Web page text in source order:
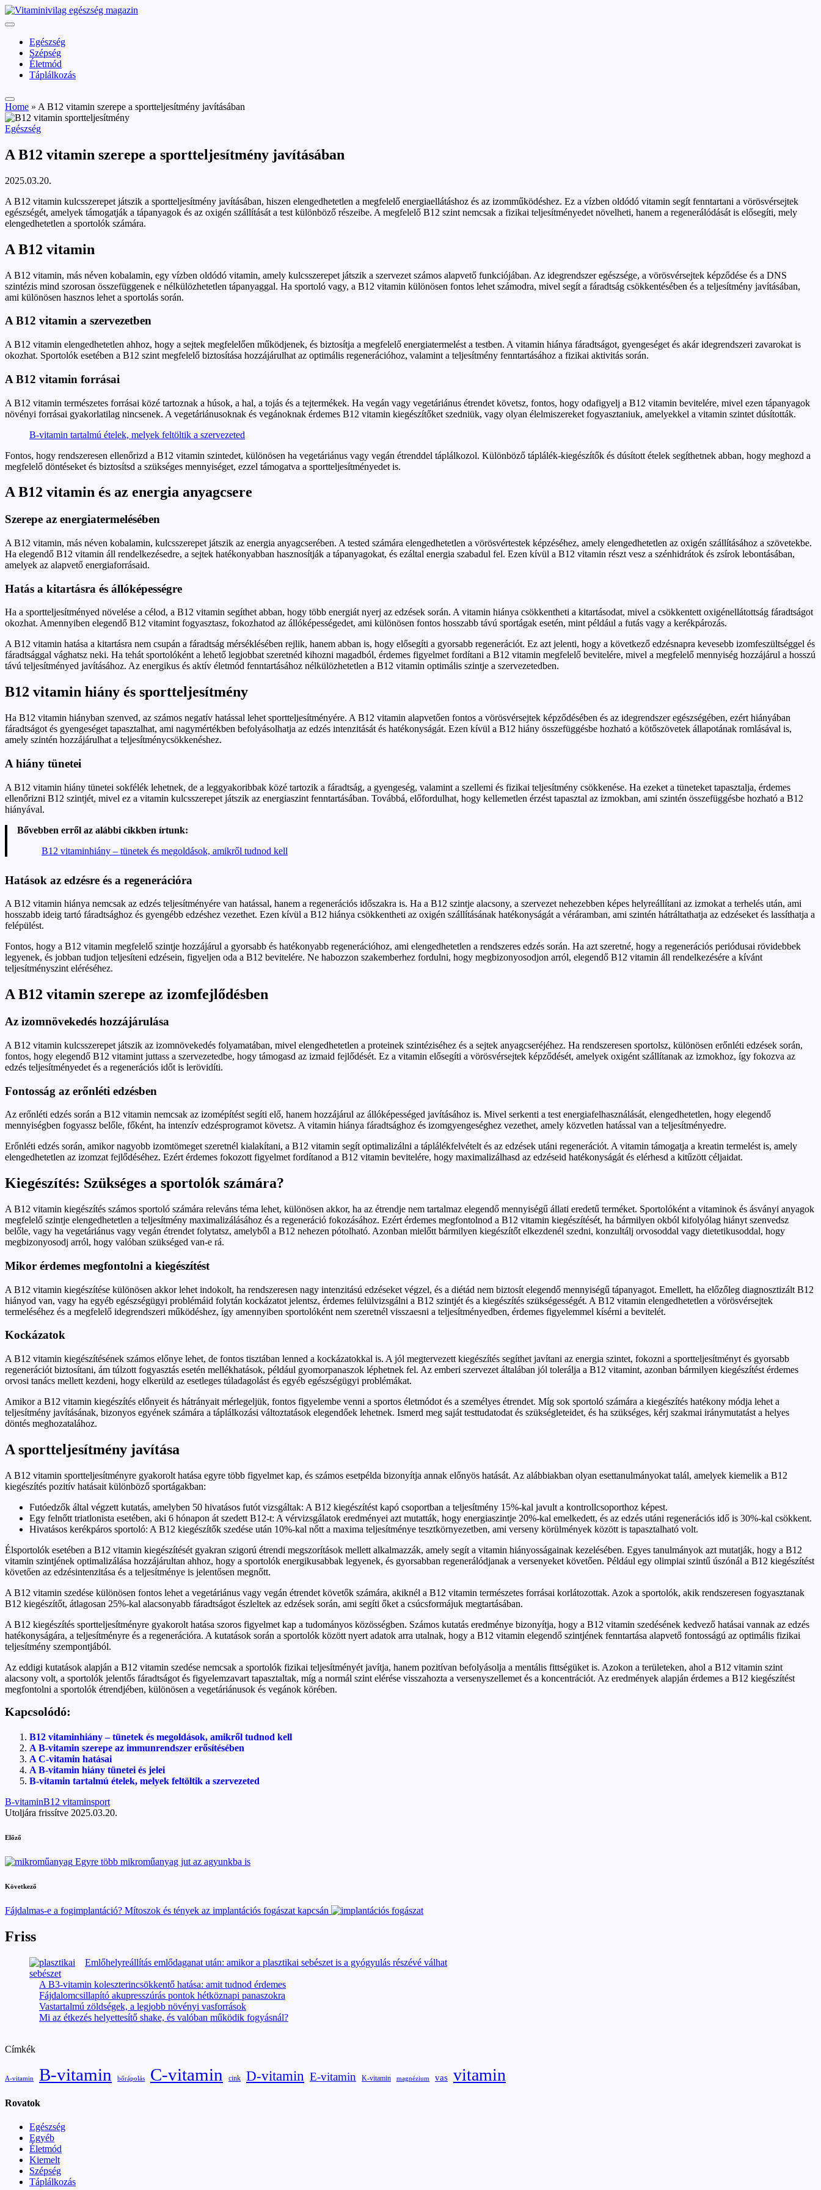
Skip
to
Vitaminivilág:
szépség
Egészség
Szépség
Életmód
Táplálkozás
Home » A B12 vitamin szerepe a sportteljesítmény javításában
Posted
Egészség
A B12 vitamin szerepe a sportteljesítmény javításában
2025.03.20.
A B12 vitamin kulcsszerepet játszik a sportteljesítmény javításában, hiszen elengedhetetlen a megfelelő energiaellátáshoz és az izomműködéshez. Ez a vízben oldódó vitamin segít fenntartani a vörösvérsejtek
egészségét, amelyek támogatják a tápanyagok és az oxigén szállítását a test különböző részeibe. A megfelelő B12 szint nemcsak a fizikai teljesítményedet növelheti, hanem a regenerálódását is elősegíti, mely
elengedhetetlen a sportolók számára.
A B12 vitamin
A B12 vitamin, más néven kobalamin, egy vízben oldódó vitamin, amely kulcsszerepet játszik a szervezet számos alapvető funkciójában. Az idegrendszer egészsége, a vörösvérsejtek képződése és a DNS
szintézis mind szorosan összefüggenek e nélkülözhetetlen tápanyaggal. Ha sportoló vagy, a B12 vitamin különösen fontos lehet számodra, mivel segít a fáradtság csökkentésében és a teljesítmény javításában,
ami különösen hasznos lehet a sportolás során.
A B12 vitamin a szervezetben
A B12 vitamin elengedhetetlen ahhoz, hogy a sejtek megfelelően működjenek, és biztosítja a megfelelő energiatermelést a testben. A vitamin hiánya fáradtságot, gyengeséget és akár idegrendszeri zavarokat is
okozhat. Sportolók esetében a B12 szint megfelelő biztosítása hozzájárulhat az optimális regenerációhoz, valamint a teljesítmény fenntartásához a fizikai aktivitás során.
A B12 vitamin forrásai
A B12 vitamin természetes forrásai közé tartoznak a húsok, a hal, a tojás és a tejtermékek. Ha vegán vagy vegetáriánus étrendet követsz, fontos, hogy odafigyelj a B12 vitamin bevitelére, mivel ezen tápanyagok
növényi forrásai gyakorlatilag nincsenek. A vegetáriánusoknak és vegánoknak érdemes B12 vitamin kiegészítőket szedniük, vagy olyan élelmiszereket fogyasztaniuk, amelyekkel a vitamin szintet dúsították.
B-vitamin tartalmú ételek, melyek feltöltik a szervezeted
Fontos, hogy rendszeresen ellenőrizd a B12 vitamin szintedet, különösen ha vegetáriánus vagy vegán étrenddel táplálkozol. Különböző táplálék-kiegészítők és dúsított ételek segíthetnek abban, hogy meghozd a
megfelelő döntéseket és biztosítsd a szükséges mennyiséget, ezzel támogatva a sportteljesítményedet is.
A B12 vitamin és az energia anyagcsere
Szerepe az energiatermelésében
A B12 vitamin, más néven kobalamin, kulcsszerepet játszik az energia anyagcserében. A tested számára elengedhetetlen a vörösvértestek képzéséhez, amely elengedhetetlen az oxigén szállításához a szövetekbe.
Ha elegendő B12 vitamin áll rendelkezésedre, a sejtek hatékonyabban hasznosítják a tápanyagokat, és ezáltal energia szabadul fel. Ezen kívül a B12 vitamin részt vesz a szénhidrátok és zsírok lebontásában,
amelyek az alapvető energiaforrásaid.
Hatás a kitartásra és állóképességre
Ha a sportteljesítményed növelése a célod, a B12 vitamin segíthet abban, hogy több energiát nyerj az edzések során. A vitamin hiánya csökkentheti a kitartásodat, mivel a csökkentett oxigénellátottság fáradtságot
okozhat. Amennyiben elegendő B12 vitamint fogyasztasz, fokozhatod az állóképességedet, ami különösen fontos hosszabb távú sportágak esetén, mint például a futás vagy a kerékpározás.
A B12 vitamin hatása a kitartásra nem csupán a fáradtság mérséklésében rejlik, hanem abban is, hogy elősegíti a gyorsabb regenerációt. Ez azt jelenti, hogy a következő edzésnapra kevesebb izomfeszültséggel és
fáradtsággal vághatsz neki. Ha tehát sportolóként a lehető legjobbat szeretnéd kihozni magadból, érdemes figyelmet fordítani a B12 vitamin megfelelő bevitelére, mivel a megfelelő mennyiség hozzájárul a hosszú
távú teljesítményed javításához. Az energikus és aktív életmód fenntartásához nélkülözhetetlen a B12 vitamin optimális szintje a szervezetedben.
B12 vitamin hiány és sportteljesítmény
Ha B12 vitamin hiányban szenved, az számos negatív hatással lehet sportteljesítményére. A B12 vitamin alapvetően fontos a vörösvérsejtek képződésében és az idegrendszer egészségében, ezért hiányában
fáradtságot és gyengeséget tapasztalhat, ami nagymértékben befolyásolhatja az edzés intenzitását és hatékonyságát. Ezen kívül a B12 hiány összefüggésbe hozható a kötőszövetek állapotának romlásával is,
amely szintén hozzájárulhat a teljesítménycsökkenéshez.
A hiány tünetei
A B12 vitamin hiány tünetei sokfélék lehetnek, de a leggyakoribbak közé tartozik a fáradtság, a gyengeség, valamint a szellemi és fizikai teljesítmény csökkenése. Ha ezeket a tüneteket tapasztalja, érdemes
ellenőrizni B12 szintjét, mivel ez a vitamin kulcsszerepet játszik az energiaszint fenntartásában. Továbbá, előfordulhat, hogy kellemetlen érzést tapasztal az izmokban, ami szintén összefüggésbe hozható a B12
hiányával.
Bővebben erről az alábbi cikkben írtunk:
B12 vitaminhiány – tünetek és megoldások, amikről tudnod kell
Hatások az edzésre és a regenerációra
A B12 vitamin hiánya nemcsak az edzés teljesítményére van hatással, hanem a regenerációs időszakra is. Ha a B12 szintje alacsony, a szervezet nehezebben képes helyreállítani az izmokat a terhelés után, ami
hosszabb ideig tartó fáradtsághoz és gyengébb edzéshez vezethet. Ezen kívül a B12 hiánya csökkentheti az oxigén szállításának hatékonyságát a véráramban, ami szintén hátráltathatja az edzéseket és lassíthatja a
felépülést.
Fontos, hogy a B12 vitamin megfelelő szintje hozzájárul a gyorsabb és hatékonyabb regenerációhoz, ami elengedhetetlen a rendszeres edzés során. Ha azt szeretné, hogy a regenerációs periódusai rövidebbek
legyenek, és jobban tudjon teljesíteni edzésein, figyeljen oda a B12 bevitelére. Ne habozzon szakemberhez fordulni, hogy megbizonyosodjon arról, elegendő B12 vitamin áll rendelkezésére a kívánt
teljesítményszint eléréséhez.
A B12 vitamin szerepe az izomfejlődésben
Az izomnövekedés hozzájárulása
A B12 vitamin kulcsszerepet játszik az izomnövekedés folyamatában, mivel elengedhetetlen a proteinek szintéziséhez és a sejtek anyagcseréjéhez. Ha rendszeresen sportolsz, különösen erőnléti edzések során,
fontos, hogy elegendő B12 vitamint juttass a szervezetedbe, hogy támogasd az izmaid fejlődését. Ez a vitamin elősegíti a vörösvérsejtek képződését, amelyek oxigént szállítanak az izmokhoz, így fokozva az
edzés teljesítményedet és a regenerációs időt is lerövidíti.
Fontosság az erőnléti edzésben
Az erőnléti edzés során a B12 vitamin nemcsak az izomépítést segíti elő, hanem hozzájárul az állóképességed javításához is. Mivel serkenti a test energiafelhasználását, elengedhetetlen, hogy elegendő
mennyiségben fogyassz belőle, főként, ha intenzív edzésprogramot követsz. A vitamin hiánya fáradtsághoz és izomgyengeséghez vezethet, amely közvetlen hatással van a teljesítményedre.
Erőnléti edzés során, amikor nagyobb izomtömeget szeretnél kialakítani, a B12 vitamin segít optimalizálni a táplálékfelvételt és az edzések utáni regenerációt. A vitamin támogatja a kreatin termelést is, amely
elengedhetetlen az izomzat fejlődéséhez. Ezért érdemes fokozott figyelmet fordítanod a B12 vitamin bevitelére, hogy maximalizálhasd az edzéseid hatékonyságát és elérhesd a kitűzött céljaidat.
Kiegészítés: Szükséges a sportolók számára?
A B12 vitamin kiegészítés számos sportoló számára releváns téma lehet, különösen akkor, ha az étrendje nem tartalmaz elegendő mennyiségű állati eredetű terméket. Sportolóként a vitaminok és ásványi anyagok
megfelelő szintje elengedhetetlen a teljesítmény maximalizálásához és a regeneráció fokozásához. Ezért érdemes megfontolnod a B12 vitamin kiegészítését, ha bármilyen okból kifolyólag hiányt szenvedsz
belőle, vagy ha vegetáriánus vagy vegán étrendet folytatsz, amelyből a B12 nehezen pótolható. Azonban mielőtt bármilyen kiegészítőt elkezdenél szedni, konzultálj orvosoddal vagy dietetikusoddal, hogy
megbizonyosodj arról, hogy valóban szükséged van-e rá.
Mikor érdemes megfontolni a kiegészítést
A B12 vitamin kiegészítése különösen akkor lehet indokolt, ha rendszeresen nagy intenzitású edzéseket végzel, és a diétád nem biztosít elegendő mennyiségű tápanyagot. Emellett, ha előzőleg diagnosztizált B12
hiányod van, vagy ha egyéb egészségügyi problémáid folytán kockázatot jelentsz, érdemes felülvizsgálni a B12 szintjét és a kiegészítés szükségességét. A B12 vitamin elengedhetetlen a vörösvérsejtek
termeléséhez és a megfelelő idegrendszeri működéshez, így amennyiben sportolóként nem szeretnél visszaesni a teljesítményedben, érdemes figyelemmel kísérni a bevitelét.
Kockázatok
A B12 vitamin kiegészítésének számos előnye lehet, de fontos tisztában lenned a kockázatokkal is. A jól megtervezett kiegészítés segíthet javítani az energia szintet, fokozni a sportteljesítményt és gyorsabb
regenerációt biztosítani, ám túlzott fogyasztás esetén mellékhatások, például gyomorpanaszok léphetnek fel. Az emberi szervezet általában jól tolerálja a B12 vitamint, azonban bármilyen kiegészítést érdemes
orvosi tanács mellett kezdeni, hogy elkerüld az esetleges túladagolást és egyéb egészségügyi problémákat.
Amikor a B12 vitamin kiegészítés előnyeit és hátrányait mérlegeljük, fontos figyelembe venni a sportos életmódot és a személyes étrendet. Míg sok sportoló számára a kiegészítés hatékony módja lehet a
teljesítmény javításának, bizonyos egyének számára a táplálkozási változtatások elegendőek lehetnek. Ismerd meg saját testtudatodat és szükségleteidet, és ha szükséges, kérj szakmai iránymutatást a helyes
döntés meghozatalához.
A sportteljesítmény javítása
A B12 vitamin sportteljesítményre gyakorolt hatása egyre több figyelmet kap, és számos esetpélda bizonyítja annak előnyös hatását. Az alábbiakban olyan esettanulmányokat talál, amelyek kiemelik a B12
kiegészítés pozitív hatásait különböző sportágakban:
Futóedzők által végzett kutatás, amelyben 50 hivatásos futót vizsgáltak: A B12 kiegészítést kapó csoportban a teljesítmény 15%-kal javult a kontrollcsoporthoz képest.
Egy felnőtt triatlonista esetében, aki 6 hónapon át szedett B12-t: A vérvizsgálatok eredményei azt mutatták, hogy energiaszintje 20%-kal emelkedett, és az edzés utáni regenerációs idő is 30%-kal csökkent.
Hivatásos kerékpáros sportoló: A B12 kiegészítők szedése után 10%-kal nőtt a maxima teljesítménye tesztkörnyezetben, ami verseny körülmények között is tapasztalható volt.
Élsportolók esetében a B12 vitamin kiegészítését gyakran szigorú étrendi megszorítások mellett alkalmazzák, amely segít a vitamin hiányosságainak kezelésében. Egyes tanulmányok azt mutatják, hogy a B12
vitamin szintjének optimalizálása hozzájárultan ahhoz, hogy a sportolók energikusabbak legyenek, és gyorsabban regenerálódjanak a versenyeket követően. Például egy olimpiai szintű úszónál a B12 kiegészítést
követően az edzésintenzitása és a teljesítménye is jelentősen megnőtt.
A B12 vitamin szedése különösen fontos lehet a vegetáriánus vagy vegán étrendet követők számára, akiknél a B12 vitamin természetes forrásai korlátozottak. Azok a sportolók, akik rendszeresen fogyasztanak
B12 kiegészítőt, átlagosan 25%-kal alacsonyabb fáradtságot észleltek az edzések során, ami segíti őket a csúcsformájuk megtartásában.
A B12 kiegészítés sportteljesítményre gyakorolt hatása szoros figyelmet kap a tudományos közösségben. Számos kutatás eredménye bizonyítja, hogy a B12 vitamin szedésének kedvező hatásai vannak az edzés
hatékonyságára, a teljesítményre és a regenerációra. A kutatások során a sportolók között nyert adatok arra utalnak, hogy a B12 vitamin elegendő szintjének fenntartása alapvető fontosságú az optimális fizikai
teljesítmény szempontjából.
Az eddigi kutatások alapján a B12 vitamin szedése nemcsak a sportolók fizikai teljesítményét javítja, hanem pozitívan befolyásolja a mentális fittségüket is. Azokon a területeken, ahol a B12 vitamin szint
alacsony volt, a sportolók jelentős fáradtságot és figyelemzavart tapasztaltak, míg a normál szint elérése visszahozta a versenyszellemet és a koncentrációt. Az eredmények alapján érdemes a B12 kiegészítést
megfontolni a sportolók étrendjében, különösen a vegetáriánusok és vegánok körében.
Kapcsolódó:
B12 vitaminhiány – tünetek és megoldások, amikről tudnod kell
A B-vitamin szerepe az immunrendszer erősítésében
A C-vitamin hatásai
A B-vitamin hiány tünetei és jelei
B-vitamin tartalmú ételek, melyek feltöltik a szervezeted
Tags:
B-vitaminB12 vitaminsport
Utoljára frissítve 2025.03.20.
Post
navigation
Előző
Egyre több mikroműanyag jut az agyunkba is
Következő
Fájdalmas-e a fogimplantáció? Mítoszok és tények az implantációs fogászat kapcsán
Friss
Emlőhelyreállítás emlődaganat után: amikor a plasztikai sebészet is a gyógyulás részévé válhat
A B3-vitamin koleszterincsökkentő hatása: amit tudnod érdemes
Fájdalomcsillapító akupresszúrás pontok hétköznapi panaszokra
Vastartalmú zöldségek, a legjobb növényi vasforrások
Mi az étkezés helyettesítő shake, és valóban működik fogyásnál?
Címkék
A-vitamin B-vitamin bőrápolás C-vitamin cink D-vitamin E-vitamin K-vitamin magnézium vas vitamin
Rovatok
Egészség
Egyéb
Életmód
Kiemelt
Szépség
Táplálkozás